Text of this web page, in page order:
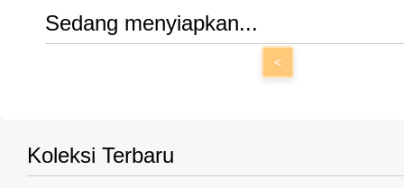
Sedang menyiapkan...
<
Koleksi Terbaru